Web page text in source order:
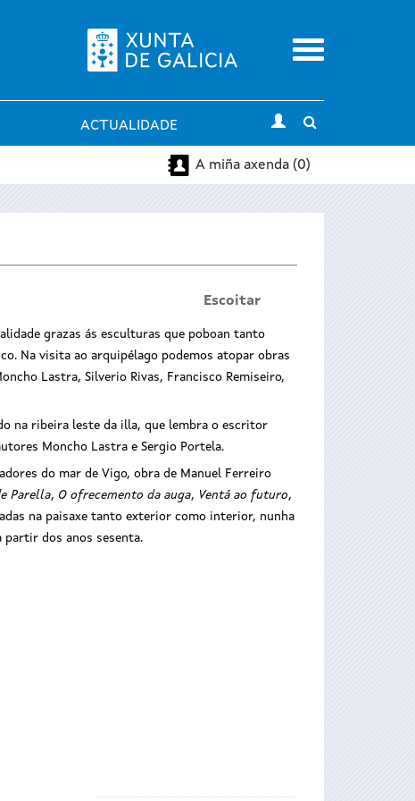
Menu
ACTUALIDADE
search
A miña axenda (0)
Escoitar
grazas ás esculturas que poboan tanto
Na visita ao arquipélago podemos atopar obras
Lastra, Silverio Rivas, Francisco Remiseiro,
na ribeira leste da illa, que lembra o escritor
Moncho Lastra e Sergio Portela.
do mar de Vigo, obra de Manuel Ferreiro
Parella, O ofrecemento da auga, Ventá ao futuro,
na paisaxe tanto exterior como interior, nunha
partir dos anos sesenta.